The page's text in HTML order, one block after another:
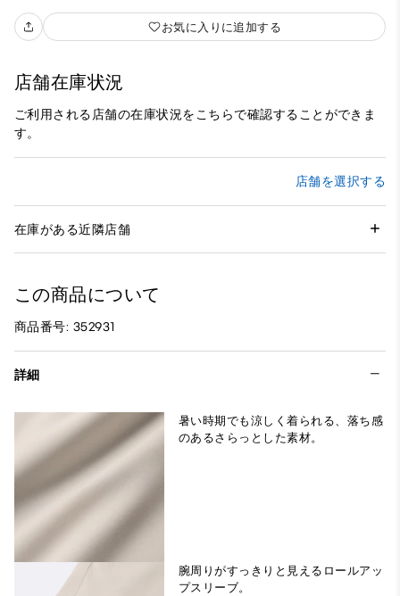
お気に入りに追加する
店舗在庫状況
ご利用される店舗の在庫状況をこちらで確認することができま
す。
店舗を選択する
在庫がある近隣店舗
この商品について
商品番号: 352931
詳細
暑い時期でも涼しく着られる、落ち感
のあるさらっとした素材。
腕周りがすっきりと見えるロールアッ
プスリーブ。